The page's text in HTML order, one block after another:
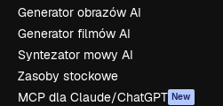
Generator obrazów AI
Generator filmów AI
Syntezator mowy AI
Zasoby stockowe
MCP dla Claude/ChatGPT New